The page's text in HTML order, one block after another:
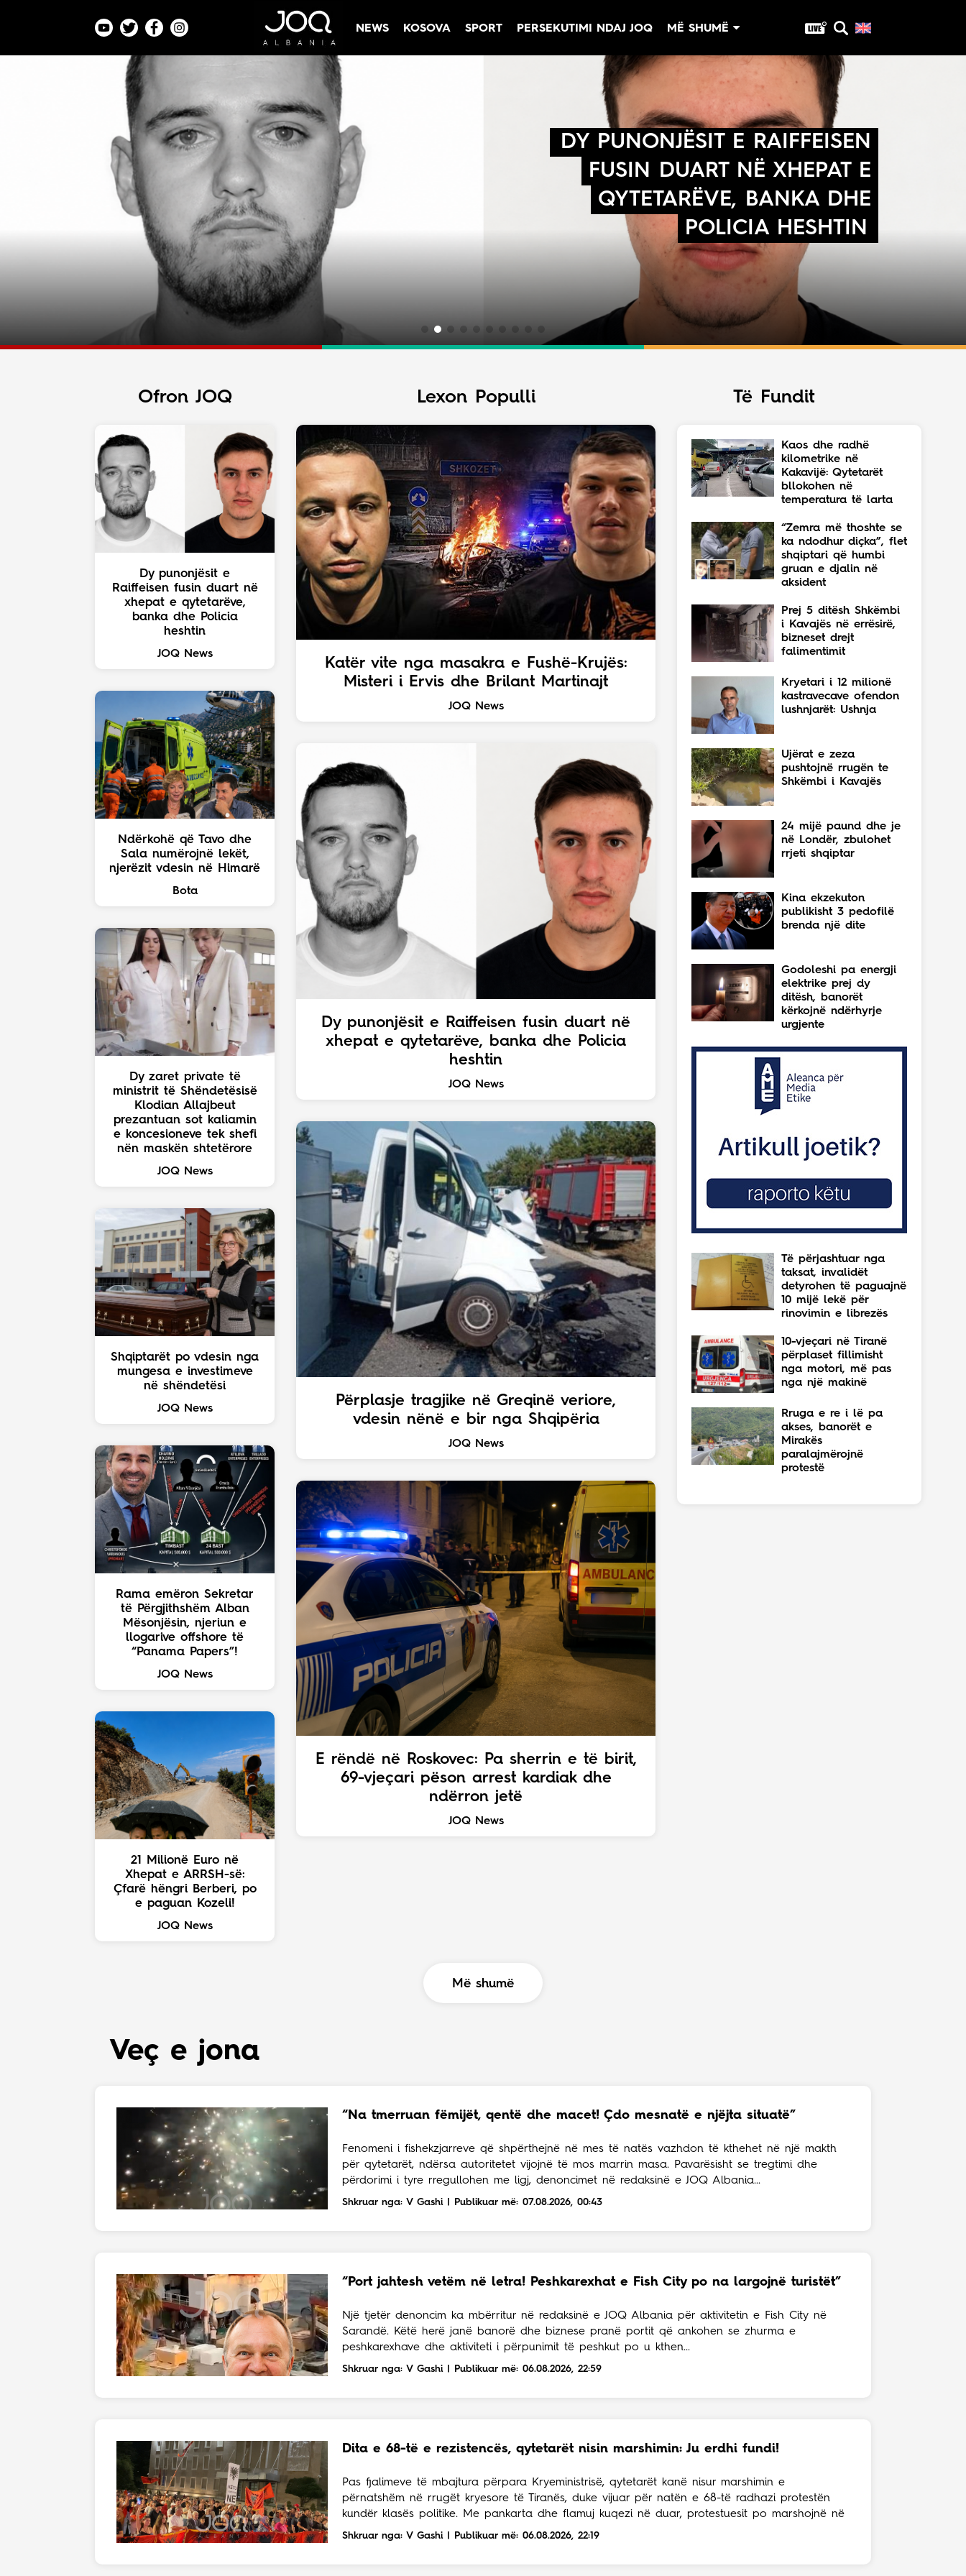
NEWS KOSOVA SPORT PERSEKUTIMI NDAJ JOQ MË SHUMË
Kategoritë
Veç e Jona
Lajme
Teknologji
Rreth Nesh
Rreth Nesh
Puno me ne!
Live
Privatësia
Politika e privatësisë
Kushtet e përdorimit
DY PUNONJËSIT E RAIFFEISEN
FUSIN DUART NË XHEPAT E
QYTETARËVE, BANKA DHE
POLICIA HESHTIN
Ofron JOQ
Dy punonjësit e
Raiffeisen fusin duart në
xhepat e qytetarëve,
banka dhe Policia
heshtin
JOQ News
Ndërkohë që Tavo dhe
Sala numërojnë lekët,
njerëzit vdesin në Himarë
Bota
Dy zaret private të
ministrit të Shëndetësisë
Klodian Allajbeut
prezantuan sot kaliamin
e koncesioneve tek shefi
nën maskën shtetërore
JOQ News
Shqiptarët po vdesin nga
mungesa e investimeve
në shëndetësi
JOQ News
Rama emëron Sekretar
të Përgjithshëm Alban
Mësonjësin, njeriun e
llogarive offshore të
“Panama Papers”!
JOQ News
21 Milionë Euro në
Xhepat e ARRSH-së:
Çfarë hëngri Berberi, po
e paguan Kozeli!
JOQ News
Lexon Populli
Katër vite nga masakra e Fushë-Krujës:
Misteri i Ervis dhe Brilant Martinajt
JOQ News
Dy punonjësit e Raiffeisen fusin duart në
xhepat e qytetarëve, banka dhe Policia
heshtin
JOQ News
Përplasje tragjike në Greqinë veriore,
vdesin nënë e bir nga Shqipëria
JOQ News
E rëndë në Roskovec: Pa sherrin e të birit,
69-vjeçari pëson arrest kardiak dhe
ndërron jetë
JOQ News
Të Fundit
Kaos dhe radhë
kilometrike në
Kakavijë: Qytetarët
bllokohen në
temperatura të larta
“Zemra më thoshte se
ka ndodhur diçka”, flet
shqiptari që humbi
gruan e djalin në
aksident
Prej 5 ditësh Shkëmbi
i Kavajës në errësirë,
bizneset drejt
falimentimit
Kryetari i 12 milionë
kastravecave ofendon
lushnjarët: Ushnja
Ujërat e zeza
pushtojnë rrugën te
Shkëmbi i Kavajës
24 mijë paund dhe je
në Londër, zbulohet
rrjeti shqiptar
Kina ekzekuton
publikisht 3 pedofilë
brenda një dite
Godoleshi pa energji
elektrike prej dy
ditësh, banorët
kërkojnë ndërhyrje
urgjente
Të përjashtuar nga
taksat, invalidët
detyrohen të paguajnë
10 mijë lekë për
rinovimin e librezës
10-vjeçari në Tiranë
përplaset fillimisht
nga motori, më pas
nga një makinë
Rruga e re i lë pa
akses, banorët e
Mirakës
paralajmërojnë
protestë
Më shumë
Veç e jona
“Na tmerruan fëmijët, qentë dhe macet! Çdo mesnatë e njëjta situatë”
Fenomeni i fishekzjarreve që shpërthejnë në mes të natës vazhdon të kthehet në një makth
për qytetarët, ndërsa autoritetet vijojnë të mos marrin masa. Pavarësisht se tregtimi dhe
përdorimi i tyre rregullohen me ligj, denoncimet në redaksinë e JOQ Albania...
Shkruar nga: V Gashi | Publikuar më: 07.08.2026, 00:43
“Port jahtesh vetëm në letra! Peshkarexhat e Fish City po na largojnë turistët”
Një tjetër denoncim ka mbërritur në redaksinë e JOQ Albania për aktivitetin e Fish City në
Sarandë. Këtë herë janë banorë dhe biznese pranë portit që ankohen se zhurma e
peshkarexhave dhe aktiviteti i përpunimit të peshkut po u kthen...
Shkruar nga: V Gashi | Publikuar më: 06.08.2026, 22:59
Dita e 68-të e rezistencës, qytetarët nisin marshimin: Ju erdhi fundi!
Pas fjalimeve të mbajtura përpara Kryeministrisë, qytetarët kanë nisur marshimin e
përnatshëm në rrugët kryesore të Tiranës, duke vijuar për natën e 68-të radhazi protestën
kundër klasës politike. Me pankarta dhe flamuj kuqezi në duar, protestuesit po marshojnë në
rrugët...
Shkruar nga: V Gashi | Publikuar më: 06.08.2026, 22:19